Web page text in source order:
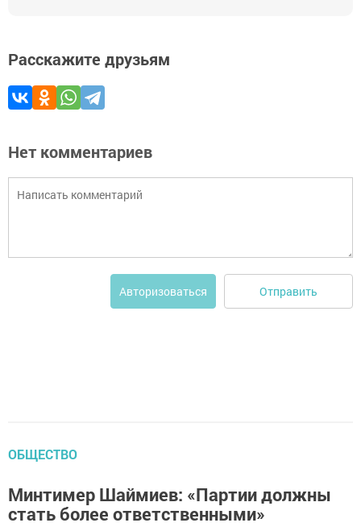
Расскажите друзьям
Нет комментариев
Авторизоваться Отправить
ОБЩЕСТВО
Минтимер Шаймиев: «Партии должны
стать более ответственными»